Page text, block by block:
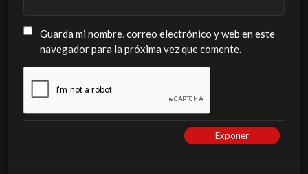
Guarda mi nombre, correo electrónico y web en este
navegador para la próxima vez que comente.
Exponer